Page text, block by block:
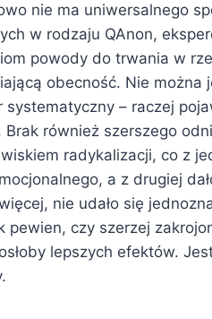
nie ma uniwersalnego
w rodzaju QAnon,
powody do trwania w
obecność. Nie można
– raczej
również szerszego
radykalizacji, co z
a z drugiej
nie udało się
pewien, czy szerzej
lepszych efektów.